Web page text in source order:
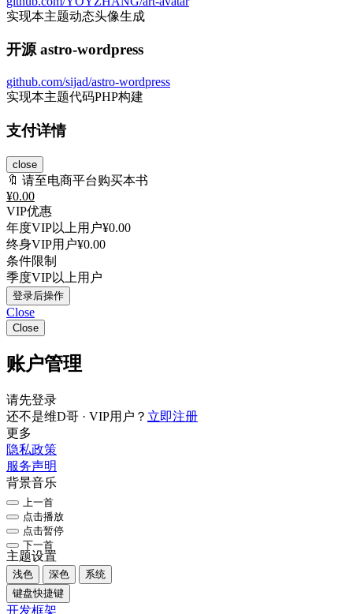
实现本主题动态头像生成
开源 astro-wordpress
github.com/sijad/astro-wordpress
实现本主题代码PHP构建
支付详情
close
🔖 请至电商平台购买本书
¥0.00
VIP优惠
年度VIP以上用户¥0.00
终身VIP用户¥0.00
条件限制
季度VIP以上用户
登录后操作
Close
Close
账户管理
请先登录
还不是维D哥 · VIP用户？ 立即注册
更多
隐私政策
服务声明
背景音乐
上一首
点击播放
点击暂停
下一首
主题设置
浅色 深色
系统
键盘快捷键
开发框架